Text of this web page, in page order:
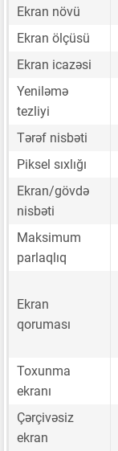
Ekran növü
Ekran ölçüsü
Ekran icazəsi
Yeniləmə
tezliyi
Tərəf nisbəti
Piksel sıxlığı
Ekran/gövdə
nisbəti
Maksimum
parlaqlıq
Ekran
qoruması
Toxunma
ekranı
Çərçivəsiz
ekran